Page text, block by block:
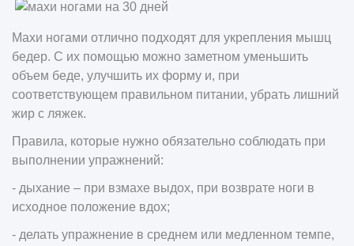
Махи ногами отлично подходят для укрепления мышц
бедер. С их помощью можно заметном уменьшить
объем беде, улучшить их форму и, при
соответствующем правильном питании, убрать лишний
жир с ляжек.
Правила, которые нужно обязательно соблюдать при
выполнении упражнений:
- дыхание – при взмахе выдох, при возврате ноги в
исходное положение вдох;
- делать упражнение в среднем или медленном темпе,